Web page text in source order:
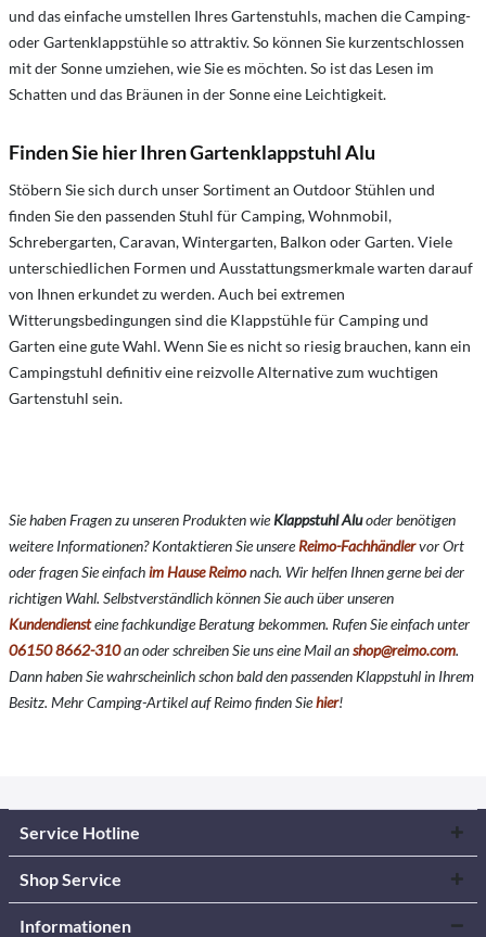
und das einfache umstellen Ihres Gartenstuhls, machen die Camping-
oder Gartenklappstühle so attraktiv. So können Sie kurzentschlossen
mit der Sonne umziehen, wie Sie es möchten. So ist das Lesen im
Schatten und das Bräunen in der Sonne eine Leichtigkeit.
Finden Sie hier Ihren Gartenklappstuhl Alu
Stöbern Sie sich durch unser Sortiment an Outdoor Stühlen und
finden Sie den passenden Stuhl für Camping, Wohnmobil,
Schrebergarten, Caravan, Wintergarten, Balkon oder Garten. Viele
unterschiedlichen Formen und Ausstattungsmerkmale warten darauf
von Ihnen erkundet zu werden. Auch bei extremen
Witterungsbedingungen sind die Klappstühle für Camping und
Garten eine gute Wahl. Wenn Sie es nicht so riesig brauchen, kann ein
Campingstuhl definitiv eine reizvolle Alternative zum wuchtigen
Gartenstuhl sein.
Sie haben Fragen zu unseren Produkten wieKlappstuhl Aluoder benötigen
weitere Informationen? Kontaktieren Sie unsereReimo-Fachhändlervor Ort
oder fragen Sie einfachim Hause Reimonach. Wir helfen Ihnen gerne bei der
richtigen Wahl. Selbstverständlich können Sie auch über unseren
Kundendiensteine fachkundige Beratung bekommen. Rufen Sie einfach unter
06150 8662-310an oder schreiben Sie uns eine Mail anshop@reimo.com.
Dann haben Sie wahrscheinlich schon bald den passenden Klappstuhl in Ihrem
Besitz. Mehr Camping-Artikel auf Reimo finden Siehier!
Service Hotline
Shop Service
Informationen